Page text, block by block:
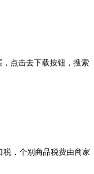
点击去下载按钮，搜索
，个别商品税费由商家